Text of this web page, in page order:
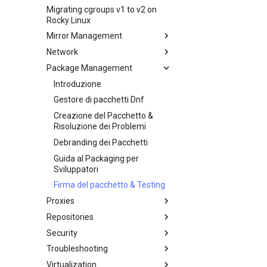
Server sicuro - `sftp`
Trasmissione BitTorrent
Seedbox
Management Service
IPMI management
Abilitazione VLAN Passthrough
on Intel X710-series NICs
personalizzata
Crash analysis
Rigenerare `initramfs`
Migrating cgroups v1 to v2 on
Rocky Linux
Mirror Management
Aggiungere un Mirror Rocky
Network
accel-ppp PPPoE Server
Configurazione della Rete
Hurricane Electric IPv6 Tunnel
Librenms monitoring server
Router OpenBGPD BGP
Performance tuning
Network performance tuning
IRQs and kernel packet drops
Ubiquiti UniFi OS controller
Package Management
Introduzione
Gestore di pacchetti Dnf
Creazione del Pacchetto &
Risoluzione dei Problemi
Debranding dei Pacchetti
Guida al Packaging per
Sviluppatori
Firma del pacchetto & Testing
Proxies
HAProxy-Apache-LXD
i2pd Anonymous Network
Tor Relay
Repositories
Recuperare e distribuire il
repository RPM con Pulp
Security
Authentication
Autenticazione Active
firewalld per Principianti
Troubleshooting
Come affrontare il kernel panic
Virtualization